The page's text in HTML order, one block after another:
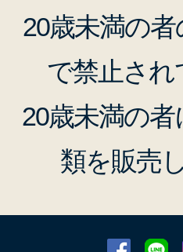
20歳未満の
で禁止され
20歳未満の
類を販売